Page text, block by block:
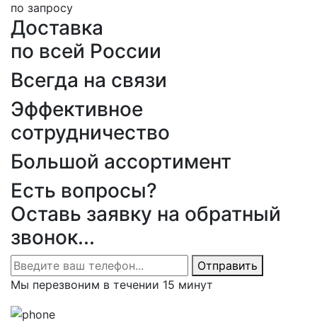
по запросу
Доставка
по всей России
Всегда на связи
Эффективное
сотрудничество
Большой ассортимент
Есть вопросы?
Оставь заявку на обратный
звонок...
Отправить
Мы перезвоним в течении 15 минут